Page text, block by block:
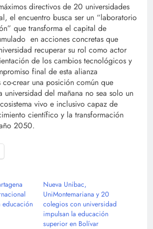
directivos de 20 universidades
el encuentro busca ser un “laboratorio
que transforma el capital de
en acciones concretas que
recuperar su rol como actor
de los cambios tecnológicos y
final de esta alianza
co-crear una posición común que
universidad del mañana no sea solo un
vivo e inclusivo capaz de
científico y la transformación
2050.
educación
Nueva Unibac,
UniMontemariana y 20
colegios con universidad
impulsan la educación
superior en Bolívar